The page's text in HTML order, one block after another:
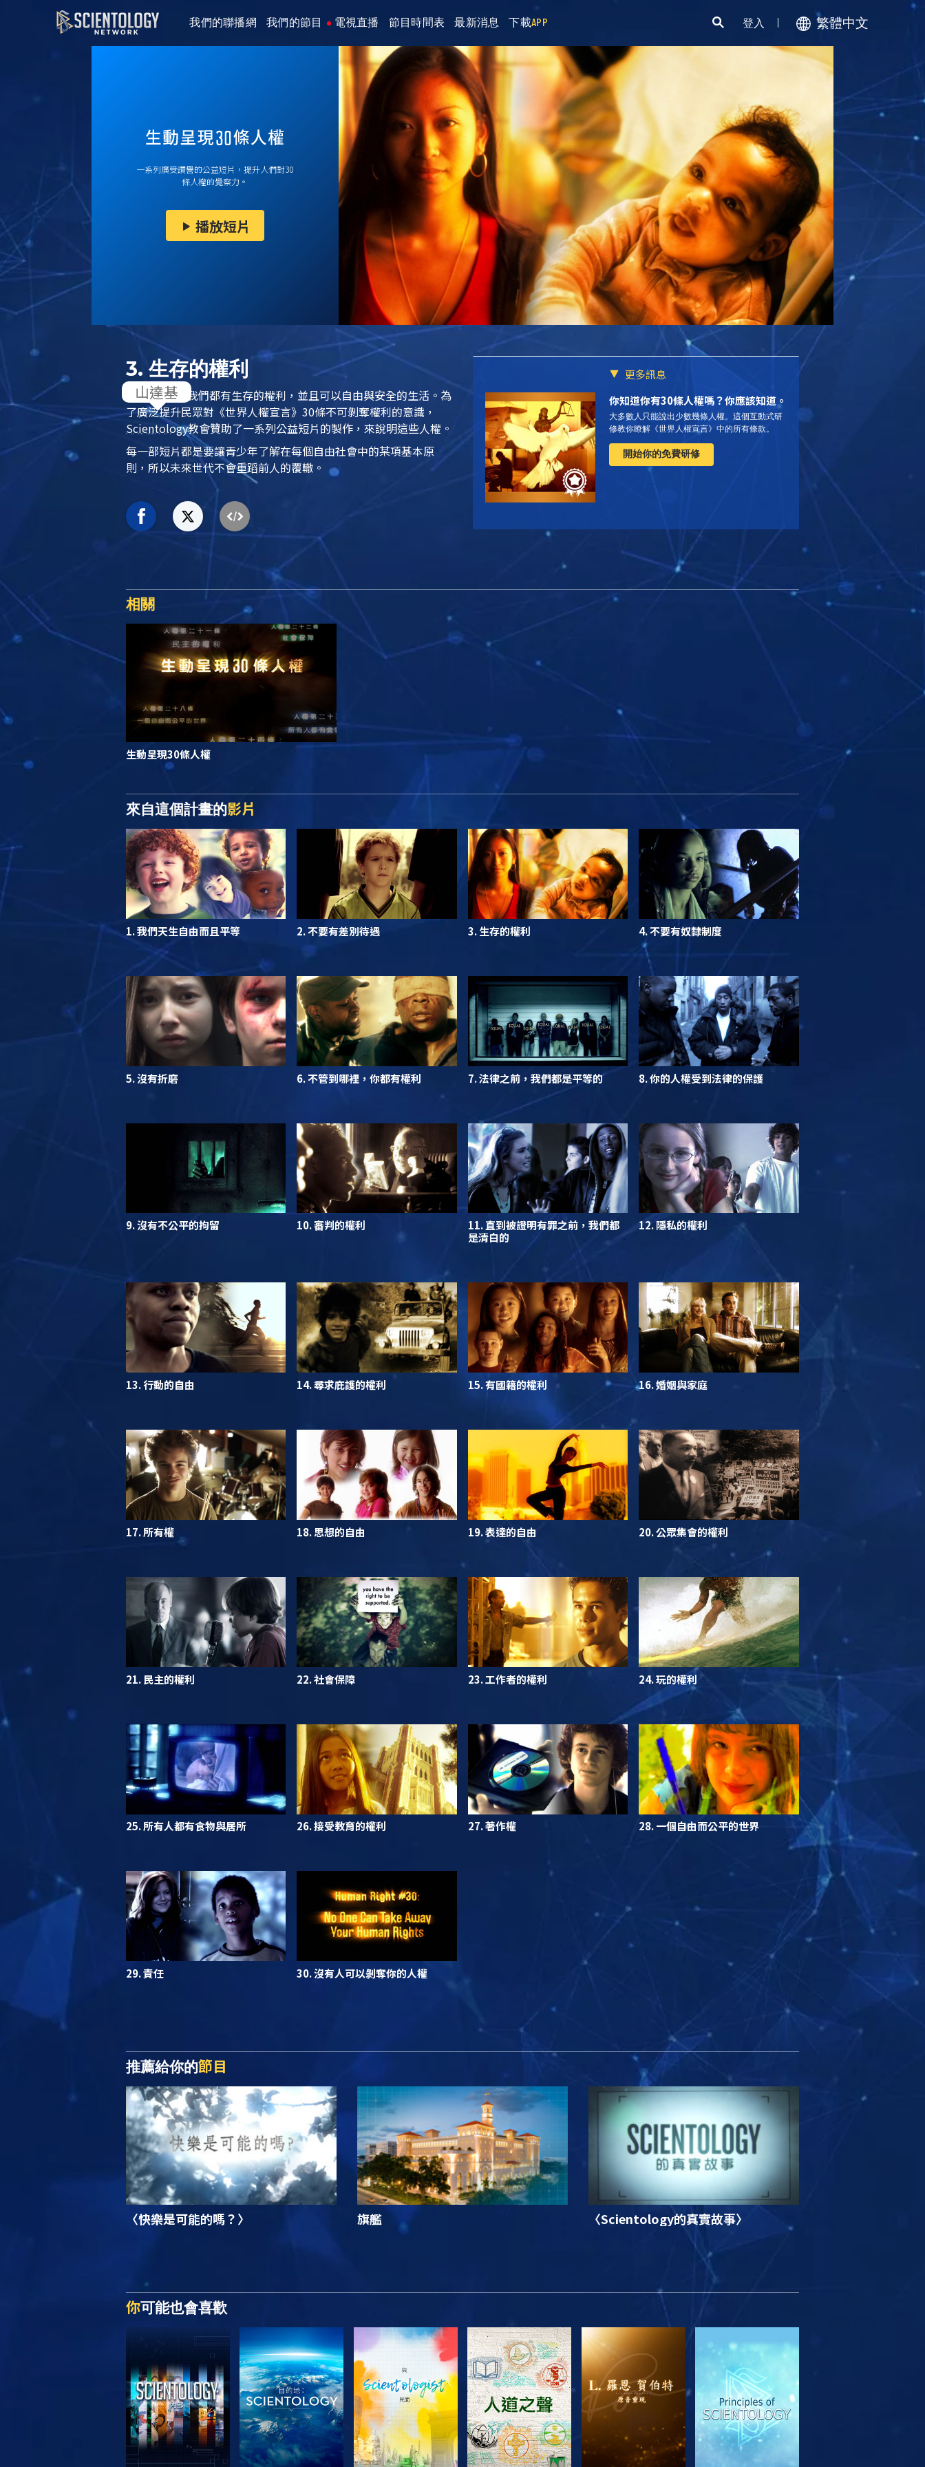
我們的聯播網 我們的節目 電視直播 節目時間表 最新消息 下載APP 登入 繁體中文
一系列廣受讚譽的公益短片，提升人們對30
條人權的覺察力。
播放短片
3. 生存的權利
人權第3條：我們都有生存的權利，並且可以自由與安全的生活。為
了廣泛提升民眾對《世界人權宣言》30條不可剝奪權利的意識，
Scientology教會贊助了一系列公益短片的製作，來說明這些人權。
每一部短片都是要讓青少年了解在每個自由社會中的某項基本原
則，所以未來世代不會重蹈前人的覆轍。
更多訊息
你知道你有30條人權嗎？你應該知道。
大多數人只能說出少數幾條人權。這個互動式研
修教你瞭解《世界人權宣言》中的所有條款。
開始你的免費研修
相關
生動呈現30條人權
來自這個計畫的影片
1. 我們天生自由而且平等 2. 不要有差別待遇 3. 生存的權利 4. 不要有奴隸制度
5. 沒有折磨 6. 不管到哪裡，你都有權利 7. 法律之前，我們都是平等的 8. 你的人權受到法律的保護
9. 沒有不公平的拘留 10. 審判的權利
11. 直到被證明有罪之前，我們都
是清白的
12. 隱私的權利
13. 行動的自由 14. 尋求庇護的權利 15. 有國籍的權利 16. 婚姻與家庭
17. 所有權 18. 思想的自由 19. 表達的自由 20. 公眾集會的權利
21. 民主的權利 22. 社會保障 23. 工作者的權利 24. 玩的權利
25. 所有人都有食物與居所 26. 接受教育的權利 27. 著作權 28. 一個自由而公平的世界
29. 責任 30. 沒有人可以剝奪你的人權
推薦給你的節目
〈快樂是可能的嗎？〉 旗艦 〈Scientology的真實故事〉
你可能也會喜歡